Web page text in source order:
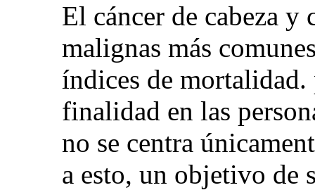
El cáncer de cabeza y
malignas más
índices de mortalidad.
finalidad en las
no se centra
a esto, un objetivo de